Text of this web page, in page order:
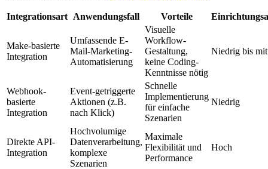
Integrationsart Anwendungsfall Vorteile
Make-basierte
Integration
Umfassende E-
Mail-Marketing-
Automatisierung
Visuelle
Workflow-
Gestaltung,
keine Coding-
Kenntnisse nötig
Niedrig bis
Webhook-
basierte
Integration
Event-getriggerte
Aktionen (z.B.
nach Klick)
Schnelle
Implementierung
für einfache
Szenarien
Niedrig
Direkte API-
Integration
Hochvolumige
Datenverarbeitung,
komplexe
Szenarien
Maximale
Flexibilität und
Performance
Hoch